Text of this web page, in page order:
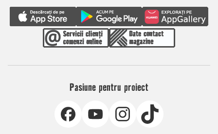
Pasiune pentru proiect